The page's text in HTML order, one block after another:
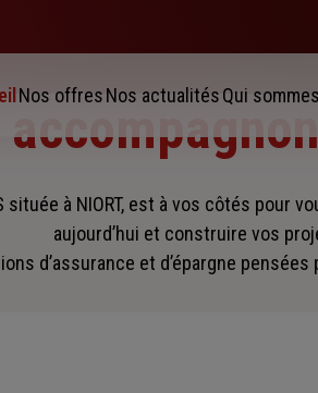
Nos offresNos actualitésQui
située à NIORT, est à vos côtés pour
aujourd’hui et construire vos
d’assurance et d’épargne pensées